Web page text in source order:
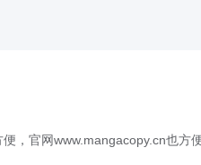
，官网www.mangacopy.cn也方